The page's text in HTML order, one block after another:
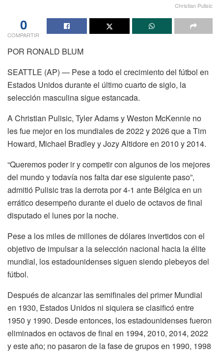
Christian Pulisic
0
COMPARTIR
POR RONALD BLUM
SEATTLE (AP) — Pese a todo el crecimiento del fútbol en
Estados Unidos durante el último cuarto de siglo, la
selección masculina sigue estancada.
A Christian Pulisic, Tyler Adams y Weston McKennie no
les fue mejor en los mundiales de 2022 y 2026 que a Tim
Howard, Michael Bradley y Jozy Altidore en 2010 y 2014.
“Queremos poder ir y competir con algunos de los mejores
del mundo y todavía nos falta dar ese siguiente paso”,
admitió Pulisic tras la derrota por 4-1 ante Bélgica en un
errático desempeño durante el duelo de octavos de final
disputado el lunes por la noche.
Pese a los miles de millones de dólares invertidos con el
objetivo de impulsar a la selección nacional hacia la élite
mundial, los estadounidenses siguen siendo plebeyos del
fútbol.
Después de alcanzar las semifinales del primer Mundial
en 1930, Estados Unidos ni siquiera se clasificó entre
1950 y 1990. Desde entonces, los estadounidenses fueron
eliminados en octavos de final en 1994, 2010, 2014, 2022
y este año; no pasaron de la fase de grupos en 1990, 1998